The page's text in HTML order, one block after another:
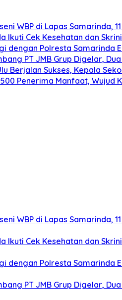
WBP di Lapas Samarinda,
Ikuti Cek Kesehatan dan
dengan Polresta Samarinda
PT JMB Grup Digelar,
Berjalan Sukses, Kepala
Penerima Manfaat,
WBP di Lapas Samarinda,
Ikuti Cek Kesehatan dan
dengan Polresta Samarinda
PT JMB Grup Digelar,